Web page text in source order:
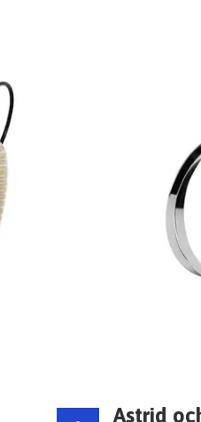
Astrid